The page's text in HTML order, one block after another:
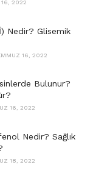
16, 2022
Nedir? Glisemik
16, 2022
Bulunur?
16, 2022
Nedir? Sağlık
18, 2022